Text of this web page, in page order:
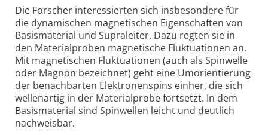
Die Forscher interessierten sich insbesondere für
die dynamischen magnetischen Eigenschaften von
Basismaterial und Supraleiter. Dazu regten sie in
den Materialproben magnetische Fluktuationen an.
Mit magnetischen Fluktuationen (auch als Spinwelle
oder Magnon bezeichnet) geht eine Umorientierung
der benachbarten Elektronenspins einher, die sich
wellenartig in der Materialprobe fortsetzt. In dem
Basismaterial sind Spinwellen leicht und deutlich
nachweisbar.